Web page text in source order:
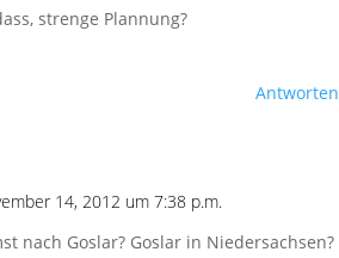
strenge Plannung?
Antworten
14, 2012 um 7:38 p.m.
nach Goslar? Goslar in Niedersachsen?